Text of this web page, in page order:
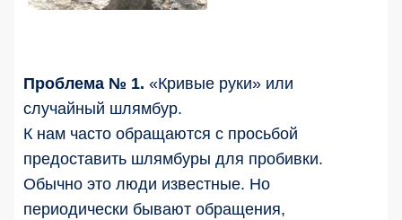
Проблема № 1. «Кривые руки» или
случайный шлямбур.
К нам часто обращаются с просьбой
предоставить шлямбуры для пробивки.
Обычно это люди известные. Но
периодически бывают обращения,